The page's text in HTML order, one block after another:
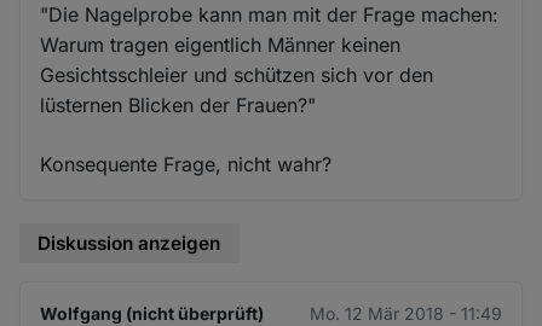
"Die Nagelprobe kann man mit der Frage machen:
Warum tragen eigentlich Männer keinen
Gesichtsschleier und schützen sich vor den
lüsternen Blicken der Frauen?"
Konsequente Frage, nicht wahr?
Diskussion anzeigen
Wolfgang (nicht überprüft) Mo. 12 Mär 2018 - 11:49